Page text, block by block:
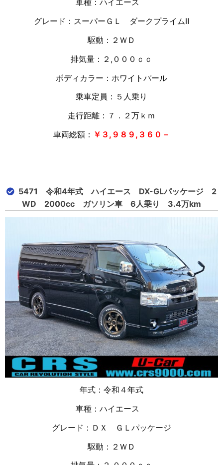
車種：ハイエース
グレード：スーパーＧＬ ダークプライムⅡ
駆動：２ＷＤ
排気量：２,０００ｃｃ
ボディカラー：ホワイトパール
乗車定員：５人乗り
走行距離：７．２万 ｋｍ
車両総額： ￥３,９８９,３６０－
5471 令和4年式 ハイエース DX-GLパッケージ 2
WD 2000cc ガソリン車 6人乗り 3.4万km
年式：令和４年式
車種：ハイエース
グレード：ＤＸ ＧＬパッケージ
駆動：２ＷＤ